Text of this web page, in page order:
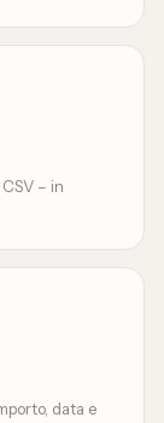
– in
data e